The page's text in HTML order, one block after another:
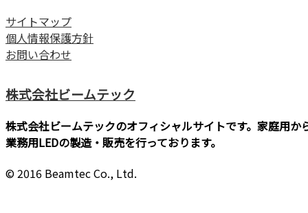
サイトマップ
個人情報保護方針
お問い合わせ
株式会社ビームテック
株式会社ビームテックのオフィシャルサイトです。家庭用か
業務用LEDの製造・販売を行っております。
© 2016 Beamtec Co., Ltd.